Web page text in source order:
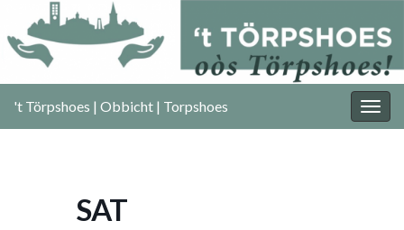
't Törpshoes | Obbicht | Torpshoes
SAT